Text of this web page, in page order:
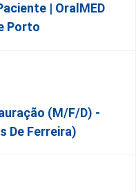
| OralMED
Porto
(m/f/d) -
De Ferreira)